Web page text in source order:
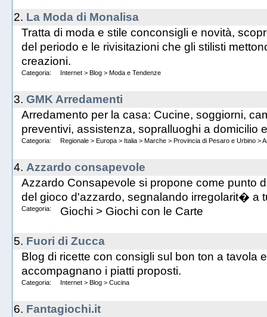
2. La Moda di Monalisa
Tratta di moda e stile conconsigli e novità,
del periodo e le rivisitazioni che gli stilisti
creazioni.
Categoria: Internet > Blog > Moda e Tendenze
3. GMK Arredamenti
Arredamento per la casa: Cucine, soggiorni,
preventivi, assistenza, sopralluoghi a domicilio
Categoria: Regionale > Europa > Italia > Marche > Provincia di Pesaro e Urbino >
4. Azzardo consapevole
Azzardo Consapevole si propone come punto
del gioco d'azzardo, segnalando irregolarit� a
Categoria: Giochi > Giochi con le Carte
5. Fuori di Zucca
Blog di ricette con consigli sul bon ton a tavola
accompagnano i piatti proposti.
Categoria: Internet > Blog > Cucina
6. Fantagiochi.it